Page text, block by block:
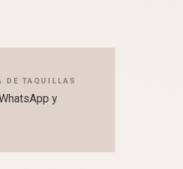
DE TAQUILLAS
y